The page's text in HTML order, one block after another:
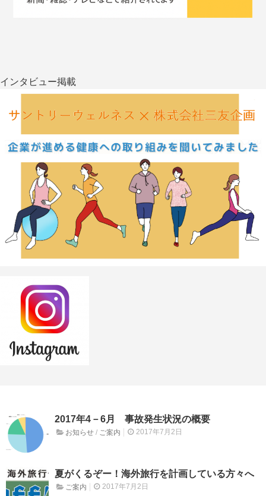
インタビュー掲載
2017年4－6月 事故発生状況の概要
お知らせ / ご案内 2017年7月2日
夏がくるぞー！海外旅行を計画している方々へ
ご案内 2017年7月2日